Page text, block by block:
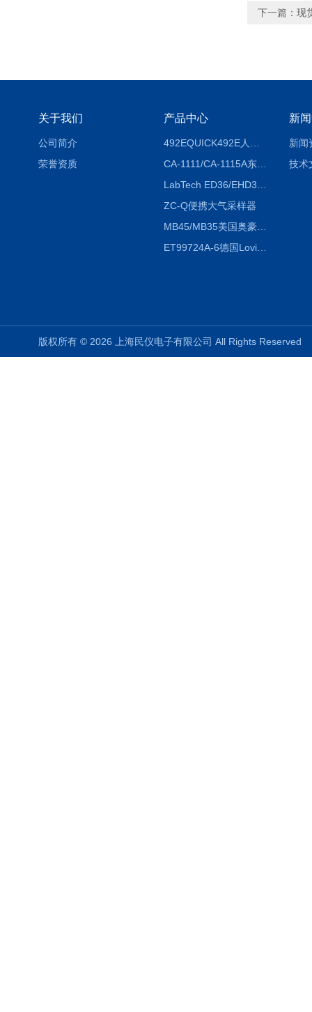
下一篇： 现
关于我们
公司简介
荣誉资质
产品中心
CA-1111/CA-1115A东京理化EYELA CA-1111/CA-1115A冷却水循环装置
ZC-Q便携大气采样器
MB45/MB35美国奥豪斯OHAUS MB45/MB35卤素红外水分测定仪
ET99724A-6德国Lovibond ET99724A-6微电脑BOD测定仪
新
新闻
技术
版权所有 © 2026 上海民仪电子有限公司 All Rights